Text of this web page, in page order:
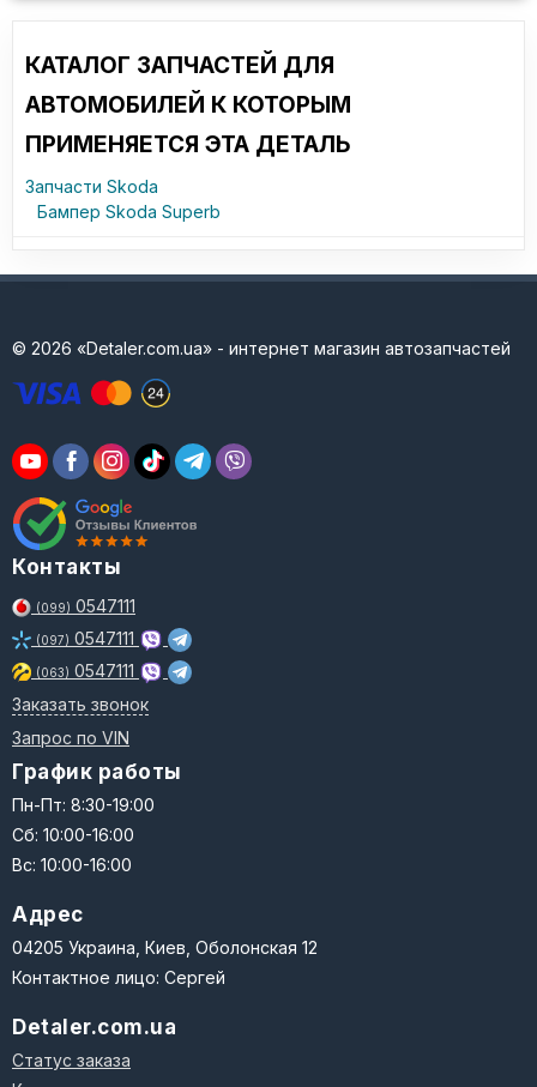
КАТАЛОГ ЗАПЧАСТЕЙ ДЛЯ
АВТОМОБИЛЕЙ К КОТОРЫМ
ПРИМЕНЯЕТСЯ ЭТА ДЕТАЛЬ
Запчасти Skoda
Бампер Skoda Superb
© 2026 «Detaler.com.ua» - интернет магазин автозапчастей
Контакты
(099) 0547111
(097) 0547111
(063) 0547111
Заказать звонок
Запрос по VIN
График работы
Пн-Пт: 8:30-19:00
Сб: 10:00-16:00
Вс: 10:00-16:00
Адрес
04205 Украина, Киев, Оболонская 12
Контактное лицо: Сергей
Detaler.com.ua
Статус заказа